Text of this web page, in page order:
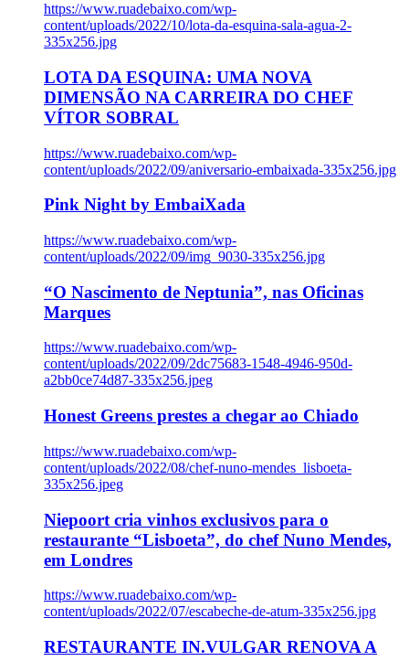
https://www.ruadebaixo.com/wp-
content/uploads/2022/10/lota-da-esquina-sala-agua-2-
335x256.jpg
LOTA DA ESQUINA: UMA NOVA
DIMENSÃO NA CARREIRA DO CHEF
VÍTOR SOBRAL
https://www.ruadebaixo.com/wp-
content/uploads/2022/09/aniversario-embaixada-335x256.jpg
Pink Night by EmbaiXada
https://www.ruadebaixo.com/wp-
content/uploads/2022/09/img_9030-335x256.jpg
“O Nascimento de Neptunia”, nas Oficinas
Marques
https://www.ruadebaixo.com/wp-
content/uploads/2022/09/2dc75683-1548-4946-950d-
a2bb0ce74d87-335x256.jpeg
Honest Greens prestes a chegar ao Chiado
https://www.ruadebaixo.com/wp-
content/uploads/2022/08/chef-nuno-mendes_lisboeta-
335x256.jpeg
Niepoort cria vinhos exclusivos para o
restaurante “Lisboeta”, do chef Nuno Mendes,
em Londres
https://www.ruadebaixo.com/wp-
content/uploads/2022/07/escabeche-de-atum-335x256.jpg
RESTAURANTE IN.VULGAR RENOVA A